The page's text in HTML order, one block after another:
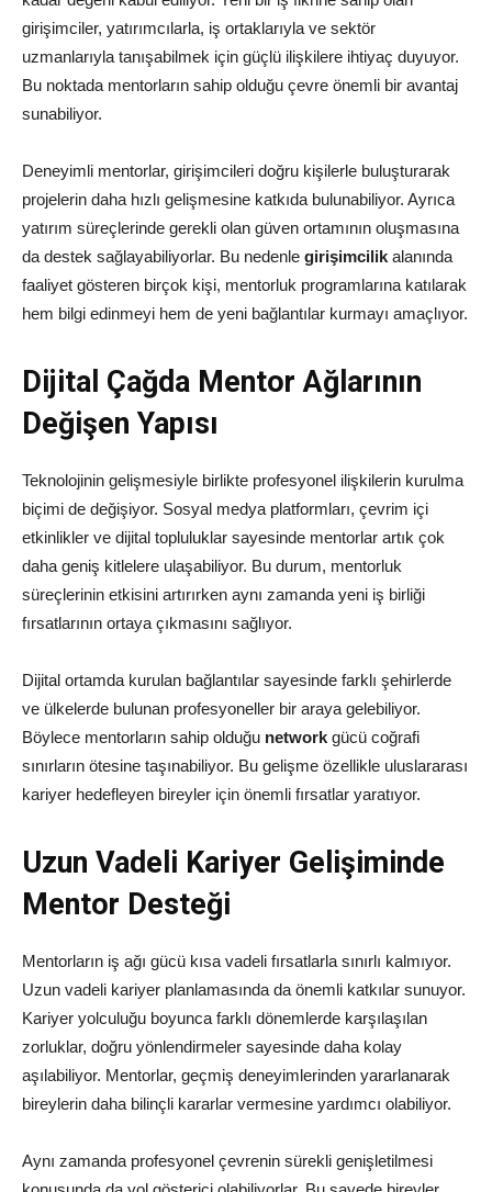
girişimciler, yatırımcılarla, iş ortaklarıyla ve sektör
uzmanlarıyla tanışabilmek için güçlü ilişkilere ihtiyaç duyuyor.
Bu noktada mentorların sahip olduğu çevre önemli bir avantaj
sunabiliyor.
Deneyimli mentorlar, girişimcileri doğru kişilerle buluşturarak
projelerin daha hızlı gelişmesine katkıda bulunabiliyor. Ayrıca
yatırım süreçlerinde gerekli olan güven ortamının oluşmasına
da destek sağlayabiliyorlar. Bu nedenle girişimcilik alanında
faaliyet gösteren birçok kişi, mentorluk programlarına katılarak
hem bilgi edinmeyi hem de yeni bağlantılar kurmayı amaçlıyor.
Dijital Çağda Mentor Ağlarının
Değişen Yapısı
Teknolojinin gelişmesiyle birlikte profesyonel ilişkilerin kurulma
biçimi de değişiyor. Sosyal medya platformları, çevrim içi
etkinlikler ve dijital topluluklar sayesinde mentorlar artık çok
daha geniş kitlelere ulaşabiliyor. Bu durum, mentorluk
süreçlerinin etkisini artırırken aynı zamanda yeni iş birliği
fırsatlarının ortaya çıkmasını sağlıyor.
Dijital ortamda kurulan bağlantılar sayesinde farklı şehirlerde
ve ülkelerde bulunan profesyoneller bir araya gelebiliyor.
Böylece mentorların sahip olduğu network gücü coğrafi
sınırların ötesine taşınabiliyor. Bu gelişme özellikle uluslararası
kariyer hedefleyen bireyler için önemli fırsatlar yaratıyor.
Uzun Vadeli Kariyer Gelişiminde
Mentor Desteği
Mentorların iş ağı gücü kısa vadeli fırsatlarla sınırlı kalmıyor.
Uzun vadeli kariyer planlamasında da önemli katkılar sunuyor.
Kariyer yolculuğu boyunca farklı dönemlerde karşılaşılan
zorluklar, doğru yönlendirmeler sayesinde daha kolay
aşılabiliyor. Mentorlar, geçmiş deneyimlerinden yararlanarak
bireylerin daha bilinçli kararlar vermesine yardımcı olabiliyor.
Aynı zamanda profesyonel çevrenin sürekli genişletilmesi